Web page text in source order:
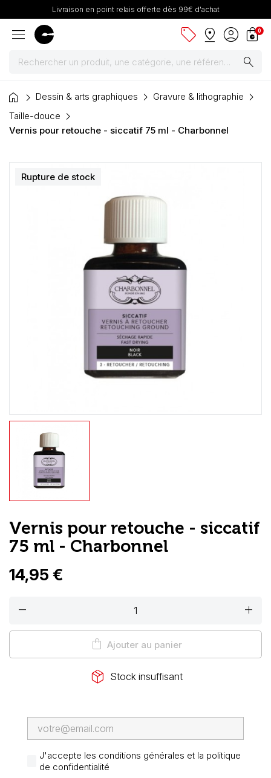
Livraison en point relais offerte dès 99€ d'achat
menu sell pin_drop account_circle shopping_bag
0
search
Peintures
Pinceaux & fournitures
Papiers
Dessin & arts graphiques
Cartons mousse & plume
Coffrets & cadeaux
home Dessin & arts graphiques
Gravure & lithographie
Taille-douce
Vernis pour retouche - siccatif 75 ml - Charbonnel
Rupture de stock
Vernis pour retouche - siccatif
75 ml - Charbonnel
14,95 €
remove add
shopping_bag Ajouter au panier
package_2 Stock insuffisant
J'accepte les conditions générales et la politique
de confidentialité